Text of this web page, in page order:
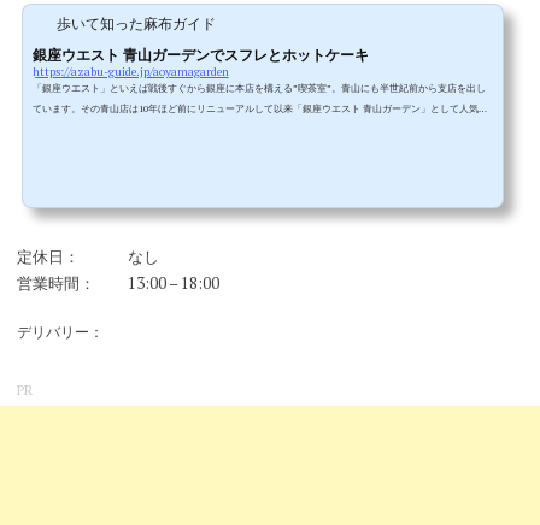
歩いて知った麻布ガイド
銀座ウエスト 青山ガーデンでスフレとホットケーキ
https://azabu-guide.jp/aoyamagarden
「銀座ウエスト」といえば戦後すぐから銀座に本店を構える”喫茶室”。青山にも半世紀前から支店を出し
ています。その青山店は10年ほど前にリニューアルして以来「銀座ウエスト 青山ガーデン」として人気を
定休日：
営業時間：
デリバリー：
なし
13:00 – 18:00
PR